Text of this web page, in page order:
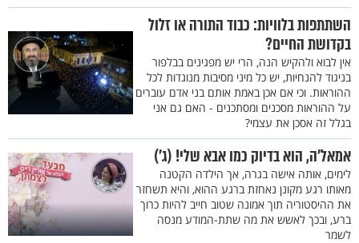
השתתפות בלוויות: כבוד התורה או זלול
בקדושת החיים?
אין לבוא ולהקיש הנה, הרי יש מפגינים בבלפור
בניגוד להנחיות, יש כל מיני מסיבות מנוגדות לכל
ההוראות. וכי אם אכן באמת אותם בני אדם עוברים
על ההוראות מסכנים ומסתכנים - האם גם אני
בגלל זה אסכן את עצמי?
אמאל’ה, הוא בדיוק כמו אבא שלי! (ג’)
לימים, אותה אישה בגרה, אך הילדה הקטנה
מאותו רגע מקונן נאחזת ברגע ההוא, והיא תשחזר
את ההיסטוריה תוך אמונה שטוב חייב להיות כרוך
ברע, ובכך לאשש את מה שתת-המודע מנסה
לשמר